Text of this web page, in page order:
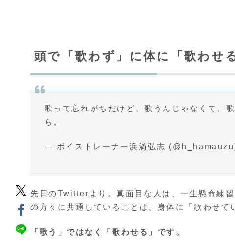
頭で「歌わず」に体に「歌わせ
歌って忘れがちだけど、歌うんじゃなくて、
ら。
— ボイストレーナー浜渦弘志
先日のTwitter より。真面目な人は、一生懸命練
の方々に共通していることは、身体に「歌わせて
「歌う」ではなく「歌わせる」です。